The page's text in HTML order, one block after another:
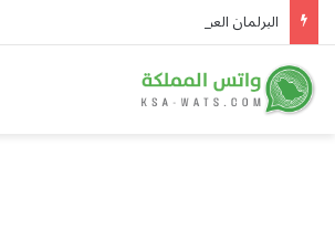
البرلمان العربي يدين هجمات الحوثيين على